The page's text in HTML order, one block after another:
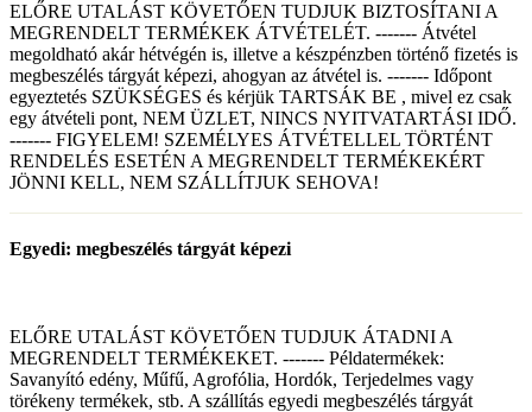
ELŐRE UTALÁST KÖVETŐEN TUDJUK BIZTOSÍTANI A
MEGRENDELT TERMÉKEK ÁTVÉTELÉT. ------- Átvétel
megoldható akár hétvégén is, illetve a készpénzben történő fizetés is
megbeszélés tárgyát képezi, ahogyan az átvétel is. ------- Időpont
egyeztetés SZÜKSÉGES és kérjük TARTSÁK BE , mivel ez csak
egy átvételi pont, NEM ÜZLET, NINCS NYITVATARTÁSI IDŐ.
------- FIGYELEM! SZEMÉLYES ÁTVÉTELLEL TÖRTÉNT
RENDELÉS ESETÉN A MEGRENDELT TERMÉKEKÉRT
JÖNNI KELL, NEM SZÁLLÍTJUK SEHOVA!
Egyedi: megbeszélés tárgyát képezi
ELŐRE UTALÁST KÖVETŐEN TUDJUK ÁTADNI A
MEGRENDELT TERMÉKEKET. ------- Példatermékek:
Savanyító edény, Műfű, Agrofólia, Hordók, Terjedelmes vagy
törékeny termékek, stb. A szállítás egyedi megbeszélés tárgyát